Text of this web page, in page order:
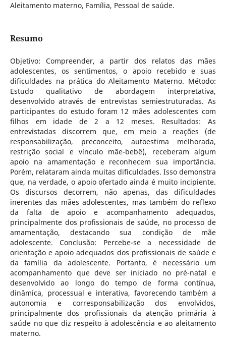
Aleitamento materno, Família, Pessoal de saúde.
Resumo
Objetivo: Compreender, a partir dos relatos das mães
adolescentes, os sentimentos, o apoio recebido e suas
dificuldades na prática do Aleitamento Materno. Método:
Estudo qualitativo de abordagem interpretativa,
desenvolvido através de entrevistas semiestruturadas. As
participantes do estudo foram 12 mães adolescentes com
filhos em idade de 2 a 12 meses. Resultados: As
entrevistadas discorrem que, em meio a reações (de
responsabilização, preconceito, autoestima melhorada,
restrição social e vínculo mãe-bebê), receberam algum
apoio na amamentação e reconhecem sua importância.
Porém, relataram ainda muitas dificuldades. Isso demonstra
que, na verdade, o apoio ofertado ainda é muito incipiente.
Os discursos decorrem, não apenas, das dificuldades
inerentes das mães adolescentes, mas também do reflexo
da falta de apoio e acompanhamento adequados,
principalmente dos profissionais de saúde, no processo de
amamentação, destacando sua condição de mãe
adolescente. Conclusão: Percebe-se a necessidade de
orientação e apoio adequados dos profissionais de saúde e
da família da adolescente. Portanto, é necessário um
acompanhamento que deve ser iniciado no pré-natal e
desenvolvido ao longo do tempo de forma contínua,
dinâmica, processual e interativa, favorecendo também a
autonomia e corresponsabilização dos envolvidos,
principalmente dos profissionais da atenção primária à
saúde no que diz respeito à adolescência e ao aleitamento
materno.